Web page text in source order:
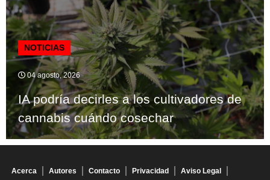
NOTICIAS
04 agosto, 2026
IA podría decirles a los cultivadores de
cannabis cuándo cosechar
Acerca Autores Contacto Privacidad Aviso Legal